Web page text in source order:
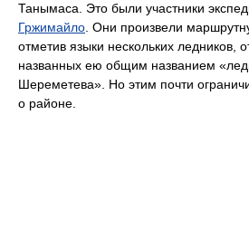
Танымаса. Это были участники
Гржимайло . Они произвели
отметив языки нескольких ледников,
названных ею общим названием
Шереметева». Но этим почти
о районе.